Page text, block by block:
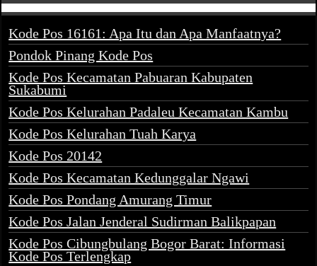
Kode Pos 16161: Apa Itu dan Apa Manfaatnya?
Pondok Pinang Kode Pos
Kode Pos Kecamatan Pabuaran Kabupaten
Sukabumi
Kode Pos Kelurahan Padaleu Kecamatan Kambu
Kode Pos Kelurahan Tuah Karya
Kode Pos 20142
Kode Pos Kecamatan Kedunggalar Ngawi
Kode Pos Pondang Amurang Timur
Kode Pos Jalan Jenderal Sudirman Balikpapan
Kode Pos Cibungbulang Bogor Barat: Informasi
Kode Pos Terlengkap